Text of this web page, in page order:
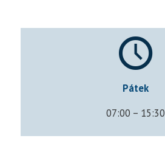
Pátek
07:00 – 15:30